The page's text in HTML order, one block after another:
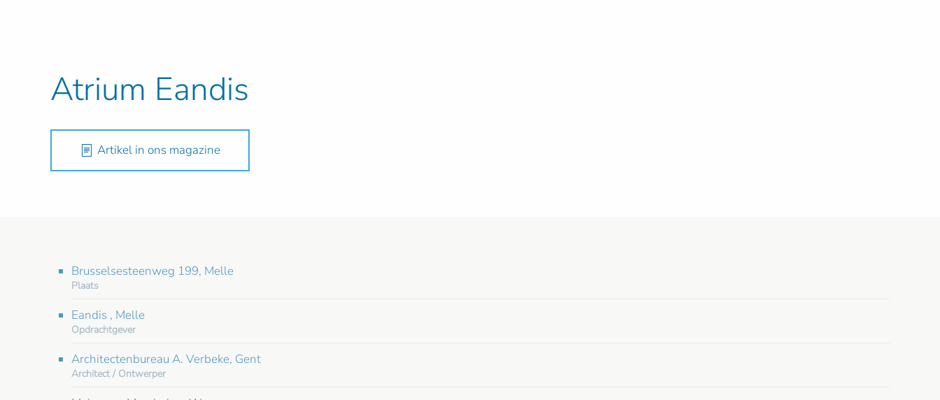
Atrium Eandis
Artikel in ons magazine
Brusselsesteenweg 199, Melle
Plaats
Eandis , Melle
Opdrachtgever
Architectenbureau A. Verbeke, Gent
Architect / Ontwerper